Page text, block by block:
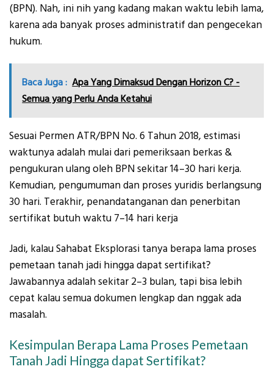
(BPN). Nah, ini nih yang kadang makan waktu lebih lama,
karena ada banyak proses administratif dan pengecekan
hukum.
Baca Juga : Apa Yang Dimaksud Dengan Horizon C? -
Semua yang Perlu Anda Ketahui
Sesuai Permen ATR/BPN No. 6 Tahun 2018, estimasi
waktunya adalah mulai dari pemeriksaan berkas &
pengukuran ulang oleh BPN sekitar 14–30 hari kerja.
Kemudian, pengumuman dan proses yuridis berlangsung
30 hari. Terakhir, penandatanganan dan penerbitan
sertifikat butuh waktu 7–14 hari kerja
Jadi, kalau Sahabat Eksplorasi tanya berapa lama proses
pemetaan tanah jadi hingga dapat sertifikat?
Jawabannya adalah sekitar 2–3 bulan, tapi bisa lebih
cepat kalau semua dokumen lengkap dan nggak ada
masalah.
Kesimpulan Berapa Lama Proses Pemetaan
Tanah Jadi Hingga dapat Sertifikat?